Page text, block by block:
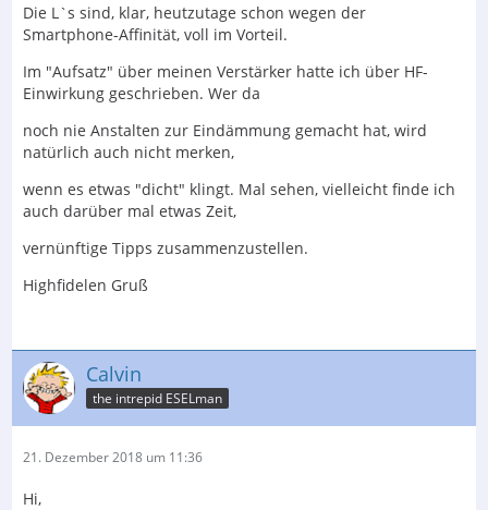
Die L`s sind, klar, heutzutage schon wegen der
Smartphone-Affinität, voll im Vorteil.
Im "Aufsatz" über meinen Verstärker hatte ich über HF-
Einwirkung geschrieben. Wer da
noch nie Anstalten zur Eindämmung gemacht hat, wird
natürlich auch nicht merken,
wenn es etwas "dicht" klingt. Mal sehen, vielleicht finde ich
auch darüber mal etwas Zeit,
vernünftige Tipps zusammenzustellen.
Highfidelen Gruß
Calvin
the intrepid ESELman
21. Dezember 2018 um 11:36
Hi,